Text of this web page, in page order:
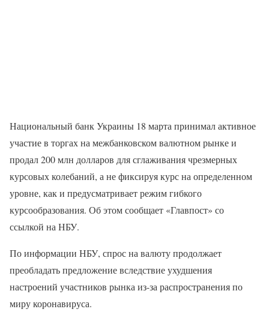
Национальный банк Украины 18 марта принимал активное
участие в торгах на межбанковском валютном рынке и
продал 200 млн долларов для сглаживания чрезмерных
курсовых колебаний, а не фиксируя курс на определенном
уровне, как и предусматривает режим гибкого
курсообразования. Об этом сообщает «Главпост» со
ссылкой на НБУ.
По информации НБУ, спрос на валюту продолжает
преобладать предложение вследствие ухудшения
настроений участников рынка из-за распространения по
миру коронавируса.